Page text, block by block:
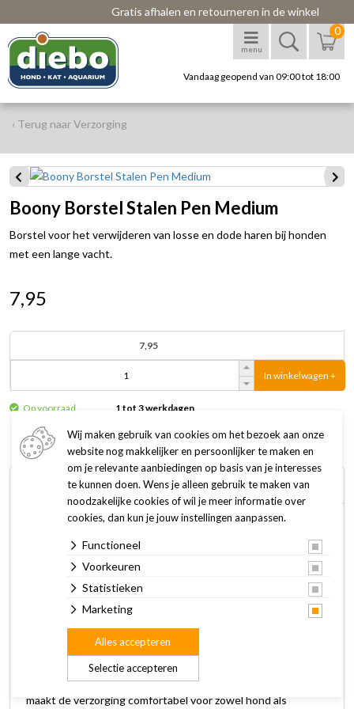
Gratis afhalen en retourneren in de winkel
menu
0
Vandaag geopend van 09:00 tot 18:00
‹ Terug naar Verzorging
Boony Borstel Stalen Pen Medium
Borstel voor het verwijderen van losse en dode haren bij honden
met een lange vacht.
7,95
7,95
In winkelwagen +
Op voorraad 1 tot 3 werkdagen
Omschrijving Specificaties
verwijderen van losse en dode haren bij honden met een
lange vacht, zodat de vacht gezond, schoon en klitvrij blijft.
Langharige honden hebben een prachtige vacht, maar die
vraagt ook om regelmatige en zorgvuldige verzorging. Dankzij
vorm van het lichaam van je hond. Je borstelt gemakkelijk
door de lange haren heen, zonder veel kracht te hoeven
zetten en zonder de gevoelige huid te beschadigen. Dat
maakt de verzorging comfortabel voor zowel hond als
Wij maken gebruik van cookies om het bezoek aan onze
website nog makkelijker en persoonlijker te maken en
om je relevante aanbiedingen op basis van je interesses
te kunnen doen. Wens je alleen gebruik te maken van
noodzakelijke cookies of wil je meer informatie over
cookies, dan kun je jouw instellingen aanpassen.
Functioneel
Voorkeuren
Statistieken
Marketing
Selectie accepteren
Alles accepteren